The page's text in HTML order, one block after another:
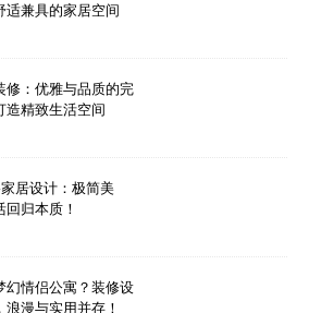
适兼具的家居空间
修：优雅与品质的完
造精致生活空间
居设计：极简美
归本质！
幻情侣公寓？装修设
浪漫与实用并存！